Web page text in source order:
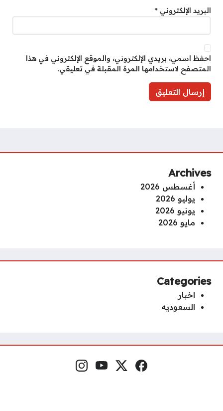
البريد الإلكتروني *
احفظ اسمي، بريدي الإلكتروني، والموقع الإلكتروني في هذا
المتصفح لاستخدامها المرة المقبلة في تعليقي.
Archives
أغسطس 2026
يوليو 2026
يونيو 2026
مايو 2026
Categories
اخبار
السعوديه
Social Links Facebook
x.com
YouTube
Instagram